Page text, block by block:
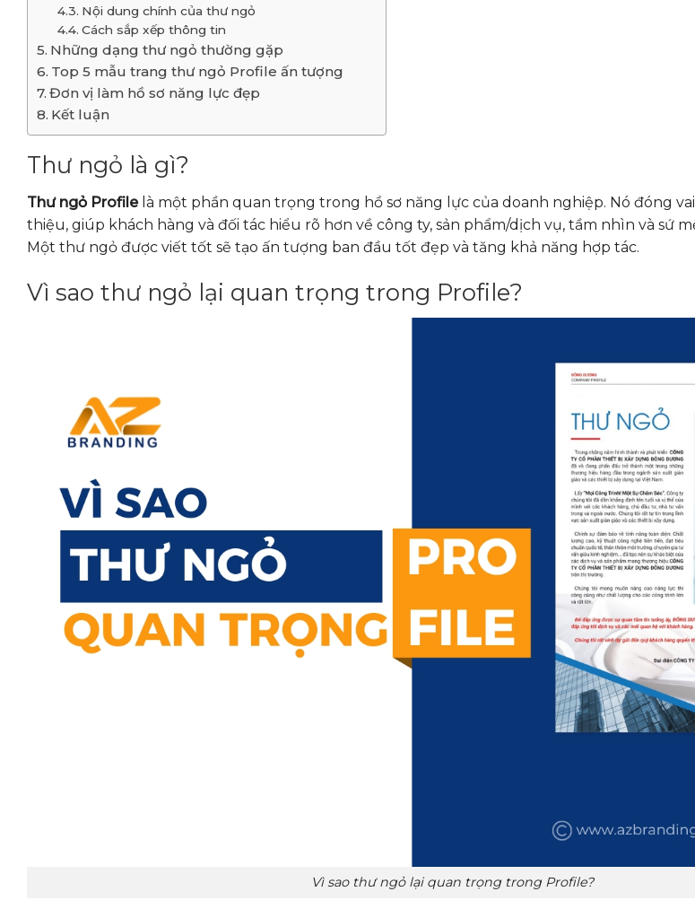
Nội dung chính của thư ngỏ
Cách sắp xếp thông tin
Những dạng thư ngỏ thường gặp
Top 5 mẫu trang thư ngỏ Profile ấn tượng
Đơn vị làm hồ sơ năng lực đẹp
Kết luận
Thư ngỏ là gì?
Thư ngỏ Profilelà một phần quan trọng trong hồ sơ năng lực của doanh nghiệp. Nó đóng
thiệu, giúp khách hàng và đối tác hiểu rõ hơn về công ty, sản phẩm/dịch vụ, tầm nhìn và sứ
Một thư ngỏ được viết tốt sẽ tạo ấn tượng ban đầu tốt đẹp và tăng khả năng hợp tác.
Vì sao thư ngỏ lại quan trọng trong Profile?
Vì sao thư ngỏ lại quan trọng trong Profile?